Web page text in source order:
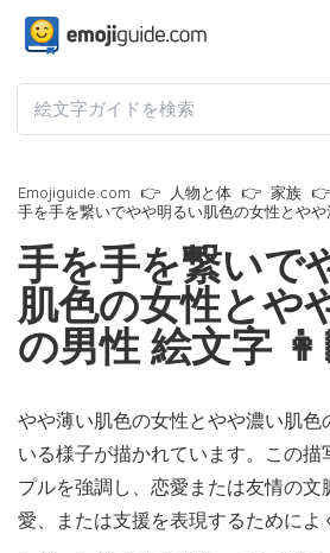
Emojiguide.com 人物と体
家族
手を手を繋いでやや明るい肌色の女性とや
手を手を繋いで
肌色の女性とや
の男性 絵文字
やや薄い肌色の女性とやや濃い肌色
いる様子が描かれています。この描
プルを強調し、恋愛または友情の文
愛、または支援を表現するためによ